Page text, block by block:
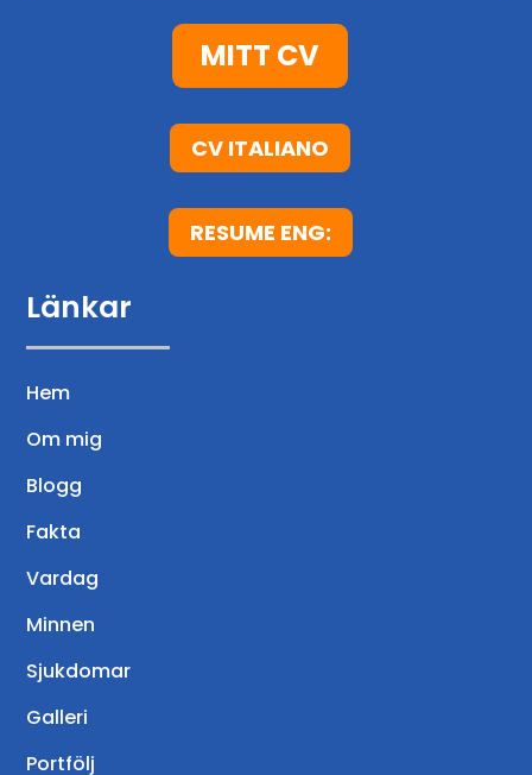
MITT CV
CV ITALIANO
RESUME ENG:
Länkar
Hem
Om mig
Blogg
Fakta
Vardag
Minnen
Sjukdomar
Galleri
Portfölj